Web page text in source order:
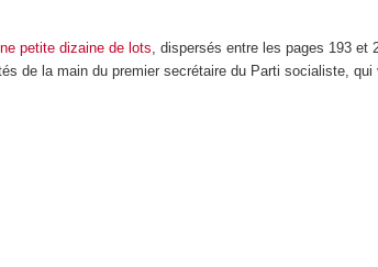
petite dizaine de lots, dispersés entre les pages 193 et
de la main du premier secrétaire du Parti socialiste,